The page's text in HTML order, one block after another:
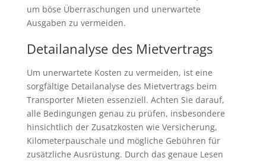
um böse Überraschungen und unerwartete
Ausgaben zu vermeiden.
Detailanalyse des Mietvertrags
Um unerwartete Kosten zu vermeiden, ist eine
sorgfältige Detailanalyse des Mietvertrags beim
Transporter Mieten essenziell. Achten Sie darauf,
alle Bedingungen genau zu prüfen, insbesondere
hinsichtlich der Zusatzkosten wie Versicherung,
Kilometerpauschale und mögliche Gebühren für
zusätzliche Ausrüstung. Durch das genaue Lesen